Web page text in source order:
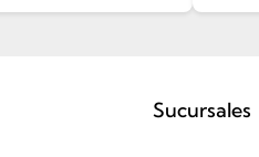
Sucursales